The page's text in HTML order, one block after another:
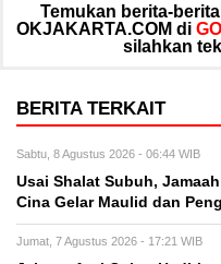
Temukan berita-
OKJAKARTA.COM di
silahkan
BERITA TERKAIT
Sabtu, 8 Agustus 2026 - 06:44 WIB
Usai Shalat Subuh,
Cina Gelar Maulid dan
Jumat, 7 Agustus 2026 - 17:21 WIB